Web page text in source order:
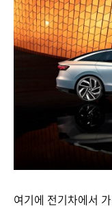
여기에 전기차에서